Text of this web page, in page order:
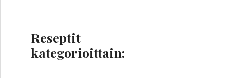
Reseptit
kategorioittain: